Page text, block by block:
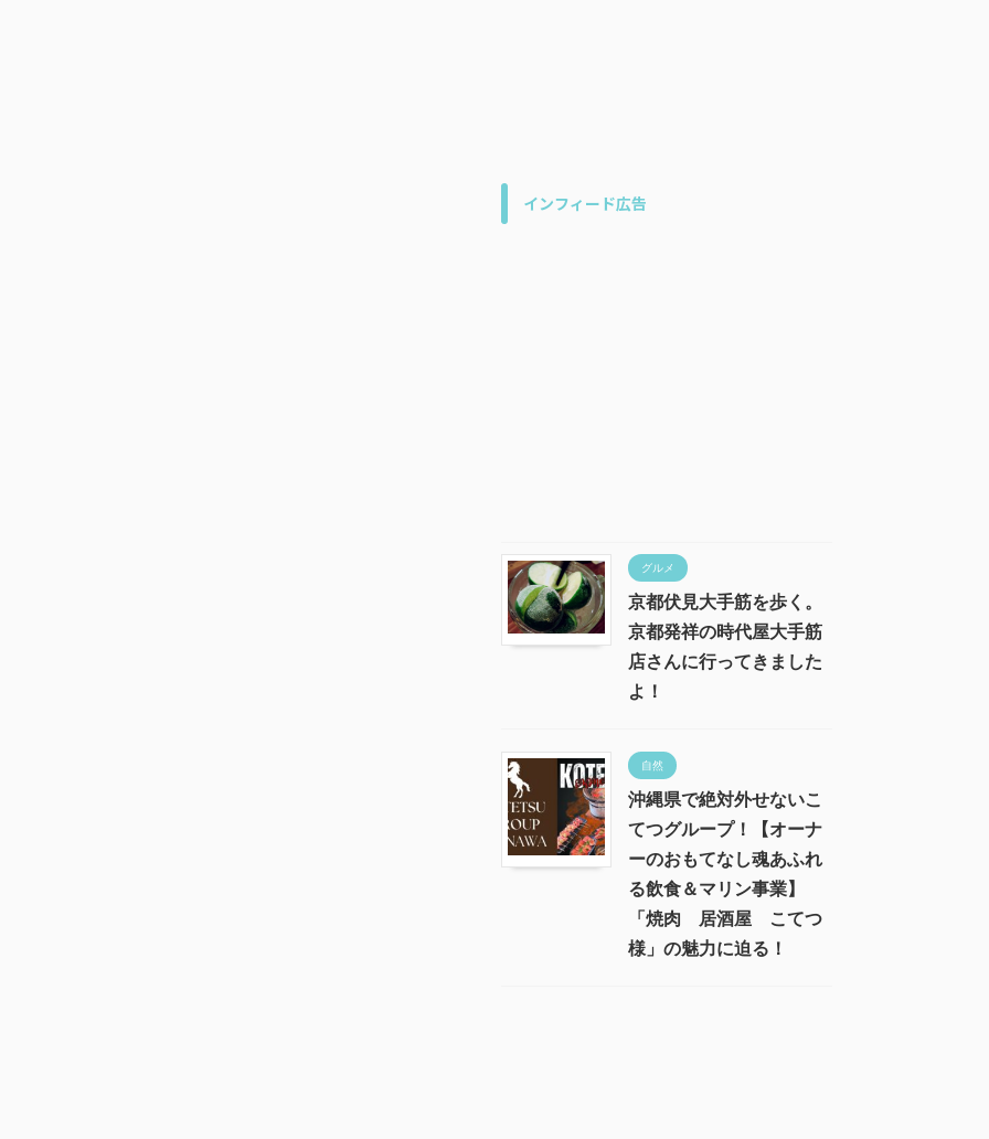
インフィード広告
グルメ
京都伏見大手筋を歩く。
京都発祥の時代屋大手筋
店さんに行ってきました
よ！
自然
沖縄県で絶対外せないこ
てつグループ！【オーナ
ーのおもてなし魂あふれ
る飲食＆マリン事業】
「焼肉 居酒屋 こてつ
様」の魅力に迫る！